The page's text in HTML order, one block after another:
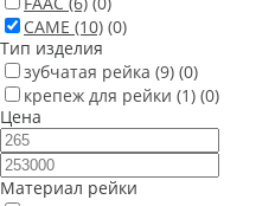
CAME (10) (0)
Тип изделия
зубчатая рейка (9) (0)
крепеж для рейки (1) (0)
Цена
Материал рейки